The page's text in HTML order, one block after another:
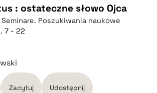
: ostateczne słowo Ojca
Seminare. Poszukiwania naukowe
7 - 22
Zacytuj Udostępnij